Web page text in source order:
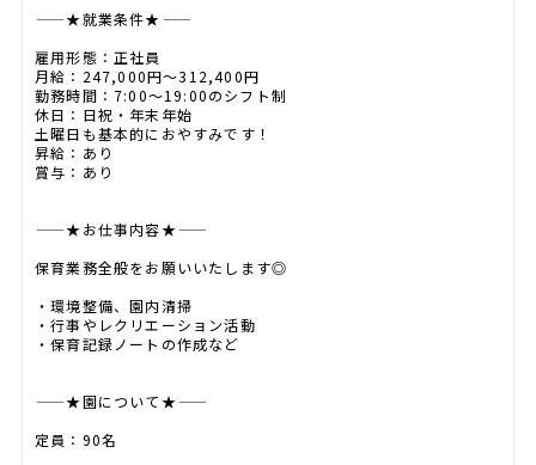
―――――★就業条件★―――――
雇用形態：正社員
月給：247,000円～312,400円
勤務時間：7:00～19:00のシフト制
休日：日祝・年末年始
土曜日も基本的におやすみです！
昇給：あり
賞与：あり
―――――★お仕事内容★―――――
保育業務全般をお願いいたします◎
・環境整備、園内清掃
・行事やレクリエーション活動
・保育記録ノートの作成など
―――――★園について★―――――
定員：90名